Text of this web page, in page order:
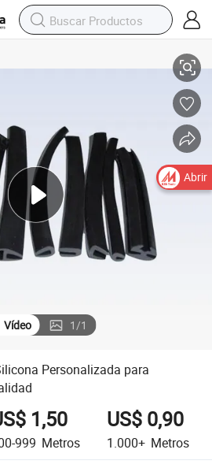
Vídeo 1/1
Personalizada para
1,50
999 Metros
US$ 0,90
1.000+ Metros
Abrir